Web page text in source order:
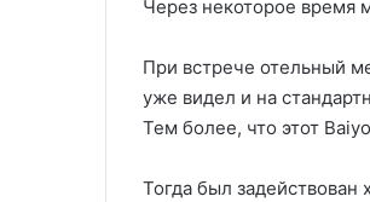
Через некоторое время
При встрече отельный
уже видел и на
Тем более, что этот
Тогда был задействован